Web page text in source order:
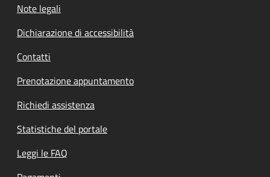
Note legali
Dichiarazione di accessibilità
Contatti
Prenotazione appuntamento
Richiedi assistenza
Statistiche del portale
Leggi le FAQ